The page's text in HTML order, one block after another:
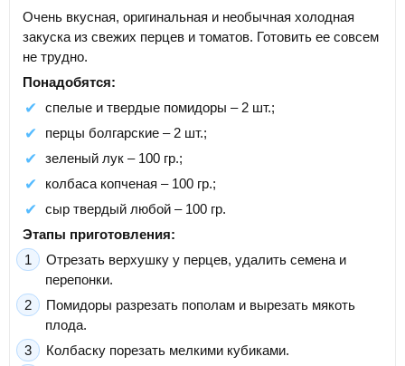
Очень вкусная, оригинальная и необычная холодная
закуска из свежих перцев и томатов. Готовить ее совсем
не трудно.
Понадобятся:
спелые и твердые помидоры – 2 шт.;
перцы болгарские – 2 шт.;
зеленый лук – 100 гр.;
колбаса копченая – 100 гр.;
сыр твердый любой – 100 гр.
Этапы приготовления:
Отрезать верхушку у перцев, удалить семена и
перепонки.
Помидоры разрезать пополам и вырезать мякоть
плода.
Колбаску порезать мелкими кубиками.